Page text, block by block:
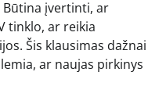
įvertinti, ar
tinklo, ar reikia
Šis klausimas dažnai
ar naujas pirkinys